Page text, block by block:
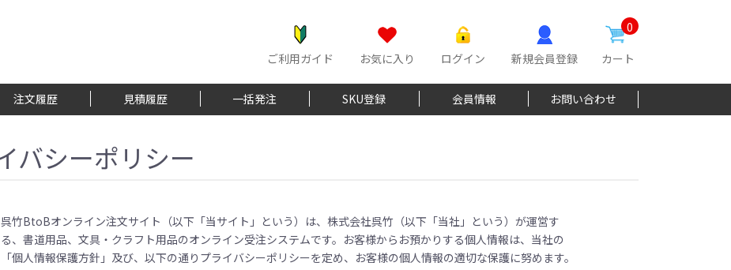
ご利用ガイド お気に入り ログイン 新規会員登録
0
カート
注文履歴 見積履歴 一括発注 SKU登録 会員情報 お問い合わせ
バシーポリシー
呉竹BtoBオンライン注文サイト（以下「当サイト」という）は、株式会社呉竹（以下「当社」という）が運営す
る、書道用品、文具・クラフト用品のオンライン受注システムです。お客様からお預かりする個人情報は、当社の
「個人情報保護方針」及び、以下の通りプライバシーポリシーを定め、お客様の個人情報の適切な保護に努めます。